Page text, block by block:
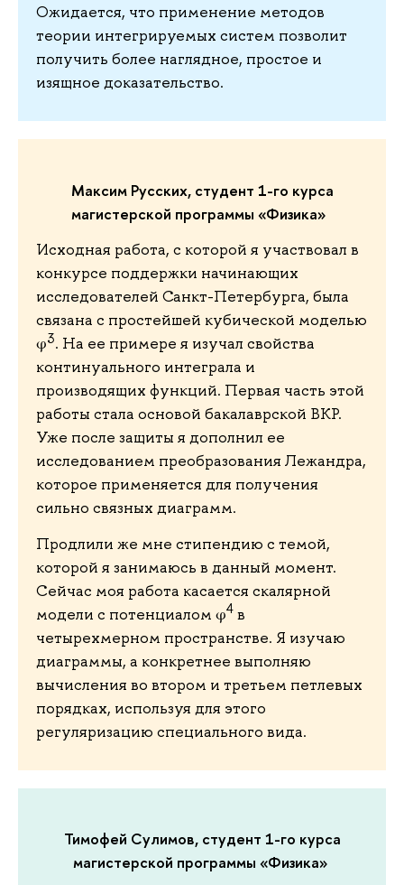
Ожидается, что применение методов
теории интегрируемых систем позволит
получить более наглядное, простое и
изящное доказательство.
Максим Русских, студент 1-го курса
магистерской программы «Физика»
Исходная работа, с которой я участвовал в
конкурсе поддержки начинающих
исследователей Санкт-Петербурга, была
связана с простейшей кубической моделью
φ3. На ее примере я изучал свойства
континуального интеграла и
производящих функций. Первая часть этой
работы стала основой бакалаврской ВКР.
Уже после защиты я дополнил ее
исследованием преобразования Лежандра,
которое применяется для получения
сильно связных диаграмм.
Продлили же мне стипендию с темой,
которой я занимаюсь в данный момент.
Сейчас моя работа касается скалярной
модели с потенциалом φ4 в
четырехмерном пространстве. Я изучаю
диаграммы, а конкретнее выполняю
вычисления во втором и третьем петлевых
порядках, используя для этого
регуляризацию специального вида.
Тимофей Сулимов, студент 1-го курса
магистерской программы «Физика»